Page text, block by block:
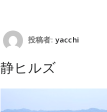
投稿者: yacchi
静ヒルズ